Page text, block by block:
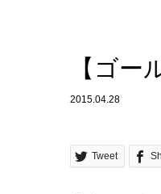
【ゴ
2015.04.28
Tweet